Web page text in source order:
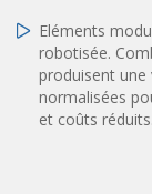
Régulateurs
Systèmes
Tables de
Eléments
robotisée.
produisent
normalisées
et coûts réduits.